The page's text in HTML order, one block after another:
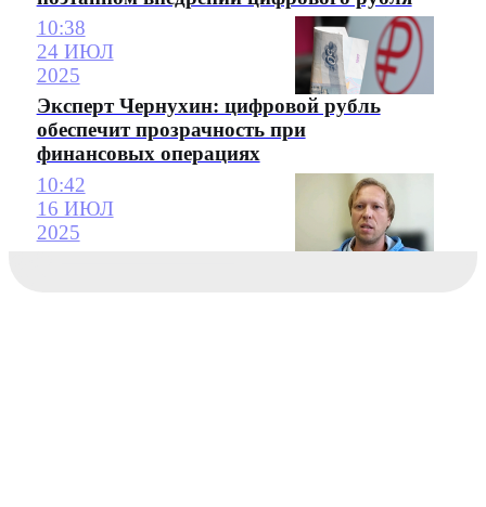
10:38
24 ИЮЛ
2025
Эксперт Чернухин: цифровой рубль
обеспечит прозрачность при
финансовых операциях
10:42
16 ИЮЛ
2025